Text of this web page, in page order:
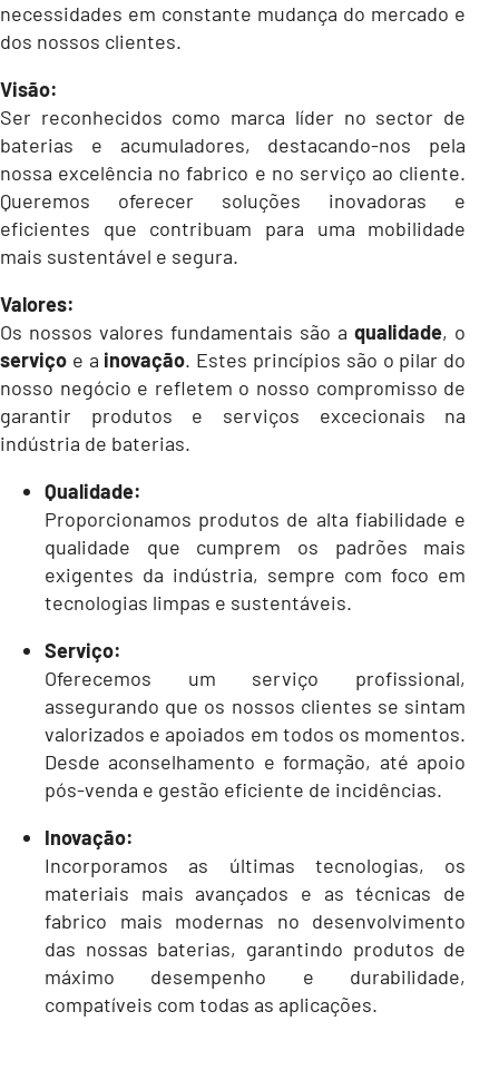
necessidades em constante mudança do mercado e
dos nossos clientes.
Visão:
Ser reconhecidos como marca líder no sector de
baterias e acumuladores, destacando-nos pela
nossa excelência no fabrico e no serviço ao cliente.
Queremos oferecer soluções inovadoras e
eficientes que contribuam para uma mobilidade
mais sustentável e segura.
Valores:
Os nossos valores fundamentais são aqualidade, o
serviço e a inovação. Estes princípios são o pilar do
nosso negócio e refletem o nosso compromisso de
garantir produtos e serviços excecionais na
indústria de baterias.
Qualidade:
Proporcionamos produtos de alta fiabilidade e
qualidade que cumprem os padrões mais
exigentes da indústria, sempre com foco em
tecnologias limpas e sustentáveis.
Serviço:
Oferecemos um serviço profissional,
assegurando que os nossos clientes se sintam
valorizados e apoiados em todos os momentos.
Desde aconselhamento e formação, até apoio
pós-venda e gestão eficiente de incidências.
Inovação:
Incorporamos as últimas tecnologias, os
materiais mais avançados e as técnicas de
fabrico mais modernas no desenvolvimento
das nossas baterias, garantindo produtos de
máximo desempenho e durabilidade,
compatíveis com todas as aplicações.